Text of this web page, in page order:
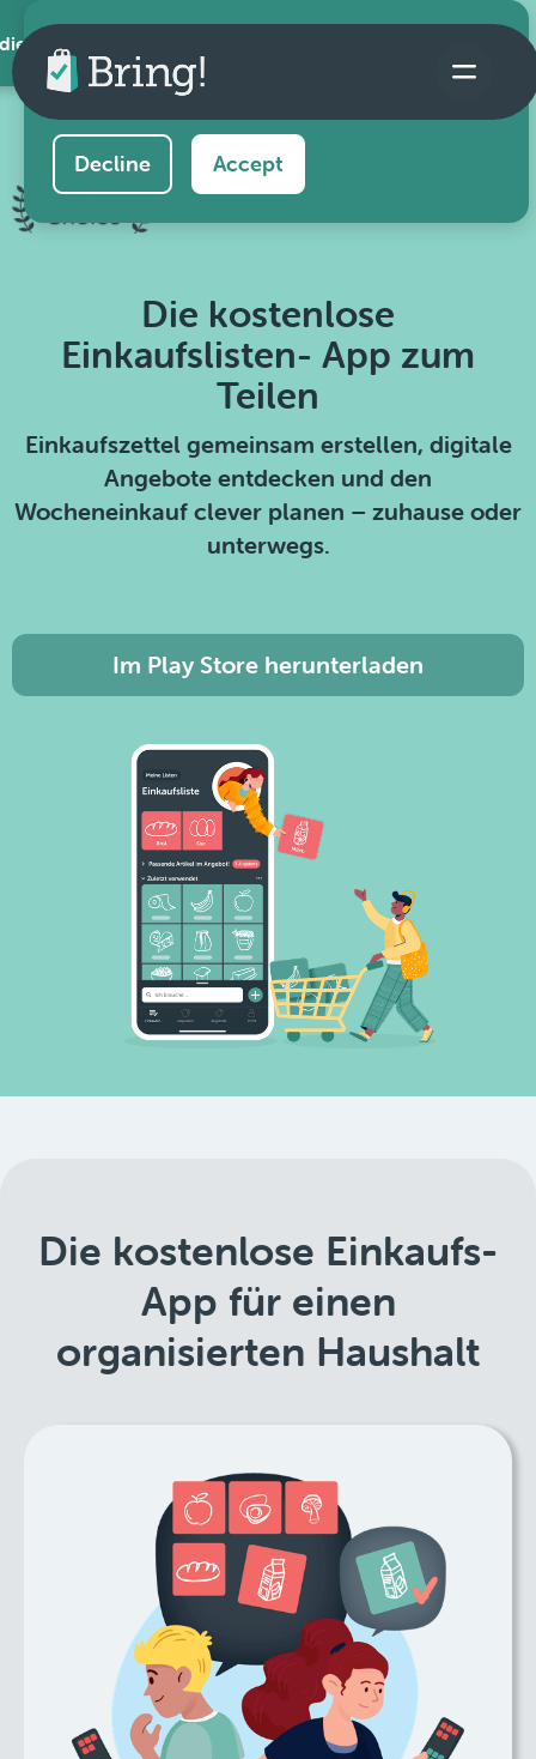
AppThis website uses cookies to ensure you get the
best experience on our website.
Decline Accept
Die kostenlose
Einkaufslisten- App zum
Teilen
Einkaufszettel gemeinsam erstellen, digitale
Angebote entdecken und den
Wocheneinkauf clever planen – zuhause oder
unterwegs.
Im Play Store herunterladen
Die kostenlose Einkaufs-
App für einen
organisierten Haushalt